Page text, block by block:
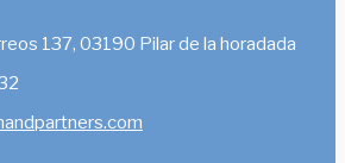
137, 03190 Pilar de la horadada